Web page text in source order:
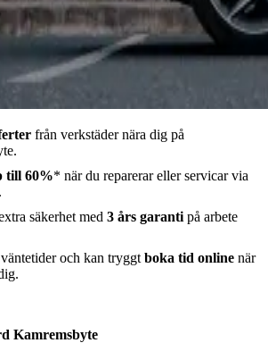
från verkstäder nära dig på
till 60%* när du reparerar eller servicar via
säkerhet med 3 års garanti på arbete
och kan tryggt boka tid online när
Kamremsbyte